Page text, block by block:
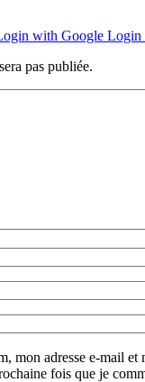
with Google Login
pas publiée.
mon adresse e-mail et
fois que je